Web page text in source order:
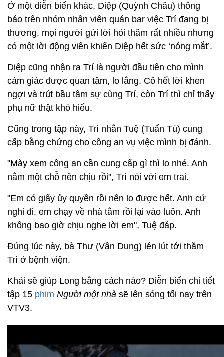
Ở một diễn biến khác, Diệp (Quỳnh Châu) thông
báo trên nhóm nhân viên quán bar việc Trí đang bị
thương, mọi người gửi lời hỏi thăm rất nhiều nhưng
có một lời động viên khiến Diệp hết sức ‘nóng mắt’.
Diệp cũng nhận ra Trí là người đầu tiên cho mình
cảm giác được quan tâm, lo lắng. Cô hết lời khen
ngợi và trút bầu tâm sự cùng Trí, còn Trí thì chỉ thấy
phụ nữ thật khó hiểu.
Cũng trong tập này, Trí nhắn Tuệ (Tuấn Tú) cung
cấp bằng chứng cho công an vụ việc mình bị đánh.
"Mày xem công an cần cung cấp gì thì lo nhé. Anh
nằm một chỗ nên chịu rồi", Trí nói với em trai.
"Em có giấy ủy quyền rồi nên lo được hết. Anh cứ
nghỉ đi, em chạy về nhà tắm rồi lại vào luôn. Anh
không bao giờ chịu nghe lời em", Tuệ đáp.
Đúng lúc này, bà Thư (Vân Dung) lén lút tới thăm
Trí ở bệnh viện.
Khải sẽ giúp Long bằng cách nào? Diễn biến chi tiết
tập 15 phim Người một nhà sẽ lên sóng tối nay trên
VTV3.